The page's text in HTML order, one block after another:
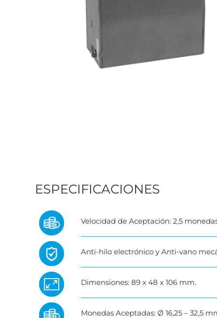
ESPECIFICACIONES
Velocidad de Aceptación: 2,5
Anti-hilo electrónico y Anti-vano
Dimensiones: 89 x 48 x 106 mm.
Monedas Aceptadas: Ø 16,25 – 32,5